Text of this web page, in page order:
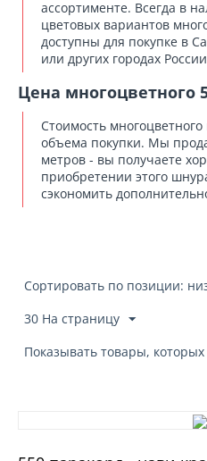
ассортименте. Всегда в
цветовых вариантов
доступны для покупке в
или других городах
Цена многоцветного
Стоимость
объема покупки. Мы
метров - вы получаете
приобретении этого
сэкономить
Сортировать по позиции:
30 На страницу
Показывать товары,